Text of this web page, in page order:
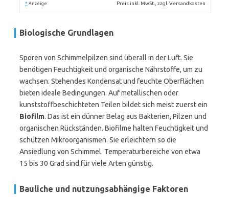
* Anzeige Preis inkl. MwSt., zzgl. Versandkosten
Biologische Grundlagen
Sporen von Schimmelpilzen sind überall in der Luft. Sie
benötigen Feuchtigkeit und organische Nährstoffe, um zu
wachsen. Stehendes Kondensat und feuchte Oberflächen
bieten ideale Bedingungen. Auf metallischen oder
kunststoffbeschichteten Teilen bildet sich meist zuerst ein
Biofilm. Das ist ein dünner Belag aus Bakterien, Pilzen und
organischen Rückständen. Biofilme halten Feuchtigkeit und
schützen Mikroorganismen. Sie erleichtern so die
Ansiedlung von Schimmel. Temperaturbereiche von etwa
15 bis 30 Grad sind für viele Arten günstig.
Bauliche und nutzungsabhängige Faktoren